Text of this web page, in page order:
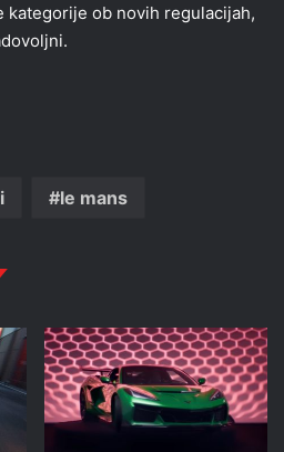
kategorije ob novih regulacijah,
le mans